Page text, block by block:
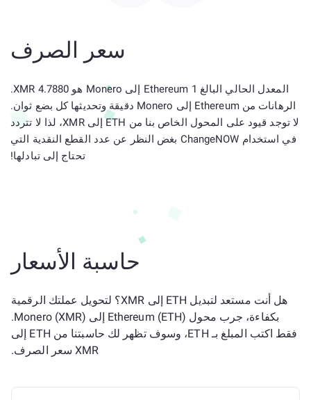
سعر الصرف
المعدل الحالي البالغ 1 Ethereum إلى Monero هو 4.7880 XMR.
الرهانات من Ethereum إلى Monero دقيقة وتحديثها كل بضع ثوان.
لا توجد قيود على المحول الخاص بنا من ETH إلى XMR، لذا لا تتردد
في استخدام ChangeNOW بغض النظر عن عدد القطع النقدية التي
تحتاج إلى تبادلها!
حاسبة الأسعار
هل أنت مستعد لتبديل ETH إلى XMR؟ لتحويل عملتك الرقمية
بكفاءة، جرب محول Ethereum (ETH) إلى Monero (XMR).
فقط اكتب المبلغ بـ ETH، وسوف تظهر لك حاسبتنا من ETH إلى
XMR سعر الصرف.